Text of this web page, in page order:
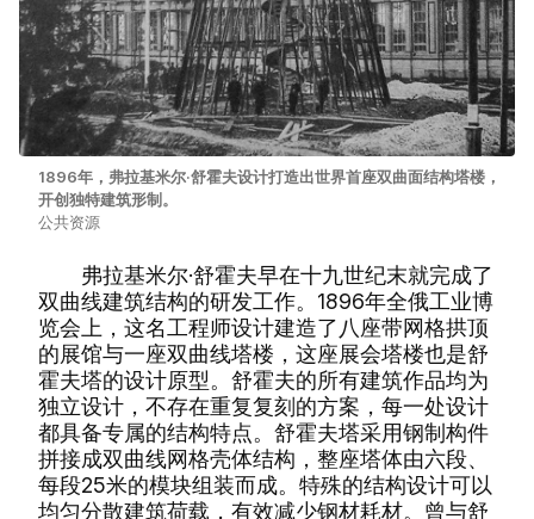
1896年，弗拉基米尔·舒霍夫设计打造出世界首座双曲面结构塔楼，
开创独特建筑形制。
公共资源
弗拉基米尔·舒霍夫早在十九世纪末就完成了
双曲线建筑结构的研发工作。1896年全俄工业博
览会上，这名工程师设计建造了八座带网格拱顶
的展馆与一座双曲线塔楼，这座展会塔楼也是舒
霍夫塔的设计原型。舒霍夫的所有建筑作品均为
独立设计，不存在重复复刻的方案，每一处设计
都具备专属的结构特点。舒霍夫塔采用钢制构件
拼接成双曲线网格壳体结构，整座塔体由六段、
每段25米的模块组装而成。特殊的结构设计可以
均匀分散建筑荷载，有效减少钢材耗材。曾与舒